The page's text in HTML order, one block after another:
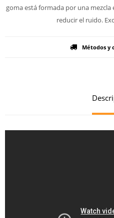
goma está formada por una
reducir el ruido.
Métodos y